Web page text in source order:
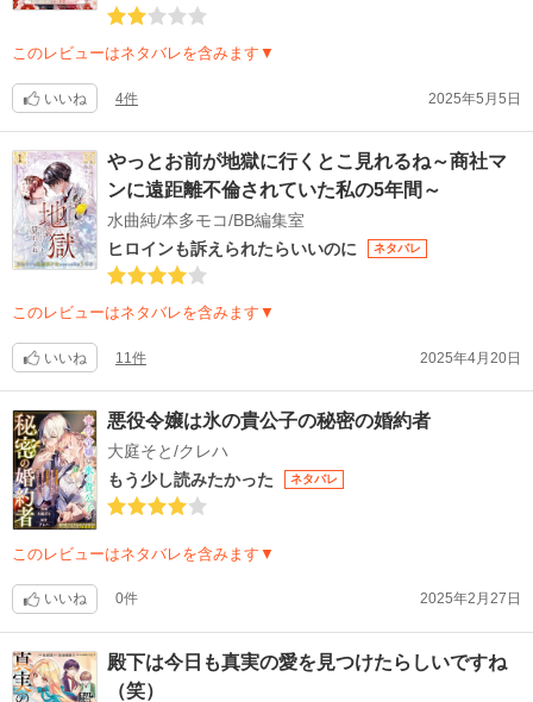
このレビューはネタバレを含みます▼
いいね 4件 2025年5月5日
やっとお前が地獄に行くとこ見れるね～商社マ
ンに遠距離不倫されていた私の5年間～
水曲純/本多モコ/BB編集室
ヒロインも訴えられたらいいのに
ネタバレ
このレビューはネタバレを含みます▼
いいね 11件 2025年4月20日
悪役令嬢は氷の貴公子の秘密の婚約者
大庭そと/クレハ
もう少し読みたかった
ネタバレ
このレビューはネタバレを含みます▼
いいね 0件 2025年2月27日
殿下は今日も真実の愛を見つけたらしいですね
（笑）